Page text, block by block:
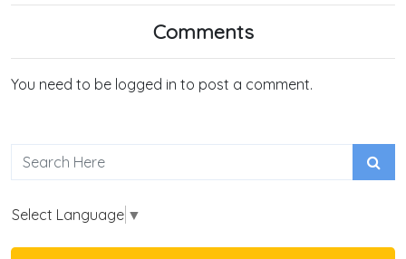
Comments
You need to be logged in to post a comment.
Select Language ▼